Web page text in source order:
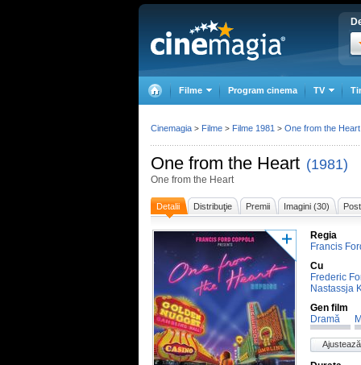
Filme Program cinema TV
One from the Heart (1981)
One from the Heart
Detalii Distribuţie Premii Imagini (30)
Regia
Francis
Cu
Frederic
Nastassja
Gen film
Dramă
Cinemagia > Filme > Filme 1981 > One from the Heart